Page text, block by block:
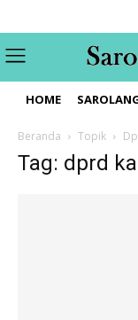
HOME
Beranda Topik
Tag: dprd